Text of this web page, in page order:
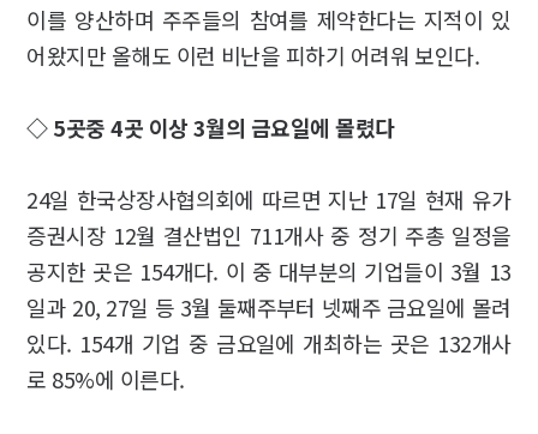
이를 양산하며 주주들의 참여를 제약한다는 지적이 있
어왔지만 올해도 이런 비난을 피하기 어려워 보인다.
◇ 5곳중 4곳 이상 3월의 금요일에 몰렸다
24일 한국상장사협의회에 따르면 지난 17일 현재 유가
증권시장 12월 결산법인 711개사 중 정기 주총 일정을
공지한 곳은 154개다. 이 중 대부분의 기업들이 3월 13
일과 20, 27일 등 3월 둘째주부터 넷째주 금요일에 몰려
있다. 154개 기업 중 금요일에 개최하는 곳은 132개사
로 85%에 이른다.